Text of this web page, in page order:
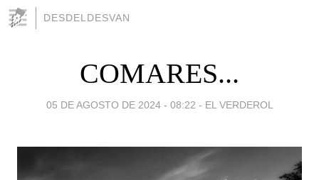
DESDELDESVAN
COMARES...
05 DE AGOSTO DE 2024 - 08:22 - EL VERDEROL